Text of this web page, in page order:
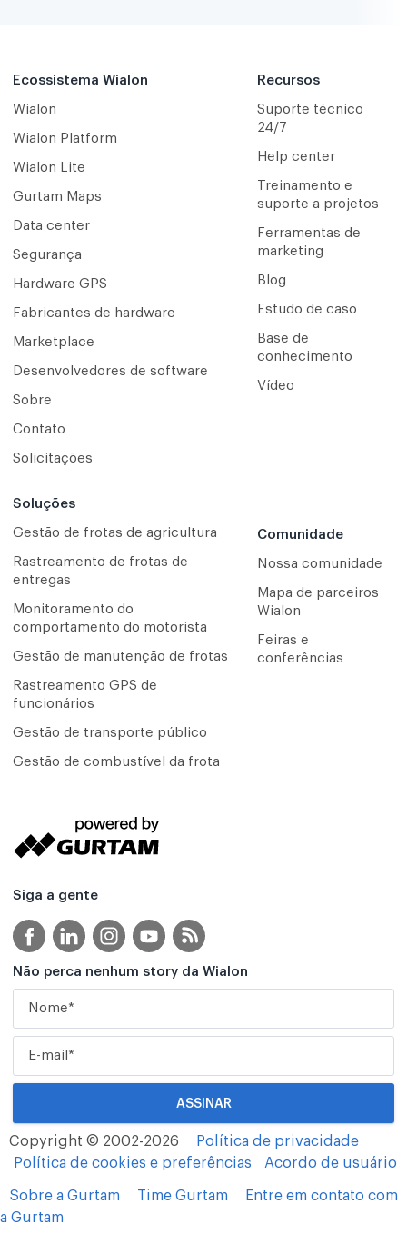
Ecossistema Wialon
Wialon
Wialon Platform
Wialon Lite
Gurtam Maps
Data center
Segurança
Hardware GPS
Fabricantes de hardware
Marketplace
Desenvolvedores de software
Sobre
Contato
Solicitações
Soluções
Gestão de frotas de agricultura
Rastreamento de frotas de
entregas
Monitoramento do
comportamento do motorista
Gestão de manutenção de frotas
Rastreamento GPS de
funcionários
Gestão de transporte público
Gestão de combustível da frota
Recursos
Suporte técnico
24/7
Help center
Treinamento e
suporte a projetos
Ferramentas de
marketing
Blog
Estudo de caso
Base de
conhecimento
Vídeo
Comunidade
Nossa comunidade
Mapa de parceiros
Wialon
Feiras e
conferências
Siga a gente
Não perca nenhum story da Wialon
Copyright © 2002-2026
Política de privacidade
Política de cookies e preferências
Acordo de usuário
Sobre a Gurtam Time Gurtam
Entre em contato com
a Gurtam